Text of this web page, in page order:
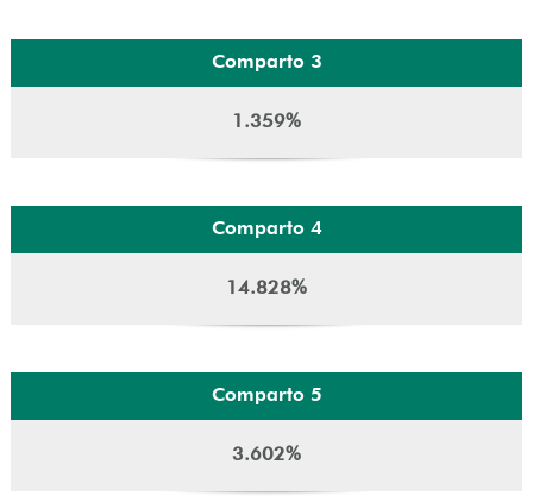
Comparto 3
1.359%
Comparto 4
14.828%
Comparto 5
3.602%